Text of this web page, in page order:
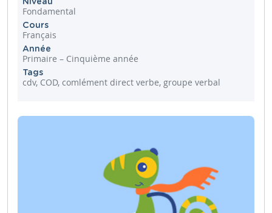
Fondamental
Cours
Français
Année
Primaire – Cinquième année
Tags
cdv, COD, comlément direct verbe, groupe verbal